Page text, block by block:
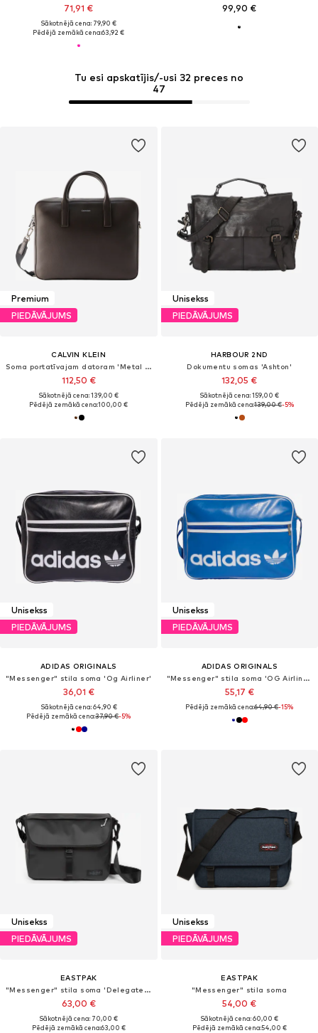
71,91 €
Sākotnējā cena: 79,90 €
Pēdējā zemākā cena:63,92 €
99,90 €
Tu esi apskatījis/-usi 32 preces no
47
Premium
PIEDĀVĀJUMS
CALVIN KLEIN
Soma portatīvajam datoram 'Metal Logo'
112,50 €
Sākotnējā cena: 139,00 €
Pēdējā zemākā cena:100,00 €
Unisekss
PIEDĀVĀJUMS
HARBOUR 2ND
Dokumentu somas 'Ashton'
132,05 €
Sākotnējā cena: 159,00 €
Pēdējā zemākā cena:139,00 €-5%
Unisekss
PIEDĀVĀJUMS
ADIDAS ORIGINALS
"Messenger" stila soma 'Og Airliner'
36,01 €
Sākotnējā cena: 64,90 €
Pēdējā zemākā cena:37,90 €-5%
Unisekss
PIEDĀVĀJUMS
ADIDAS ORIGINALS
"Messenger" stila soma 'OG Airliner'
55,17 €
Pēdējā zemākā cena:64,90 €-15%
Unisekss
PIEDĀVĀJUMS
EASTPAK
"Messenger" stila soma 'Delegate +'
63,00 €
Sākotnējā cena: 70,00 €
Pēdējā zemākā cena:63,00 €
Unisekss
PIEDĀVĀJUMS
EASTPAK
"Messenger" stila soma
54,00 €
Sākotnējā cena: 60,00 €
Pēdējā zemākā cena:54,00 €